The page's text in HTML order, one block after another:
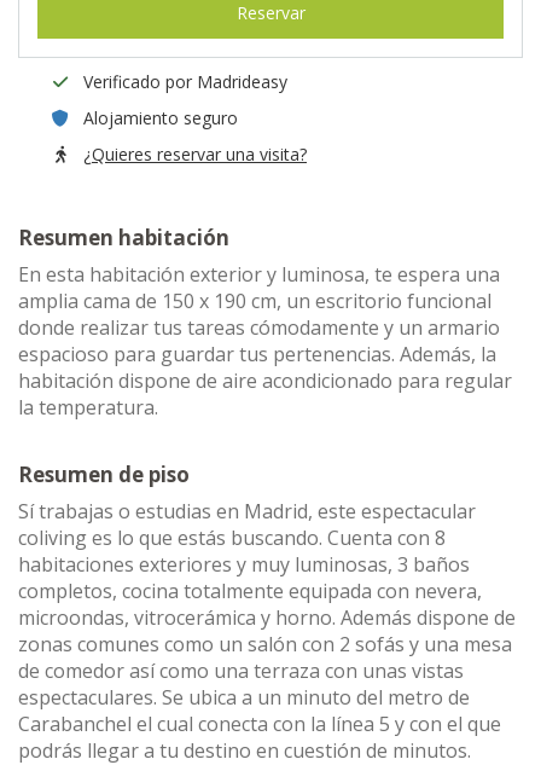
Reservar
Verificado por Madrideasy
Alojamiento seguro
¿Quieres reservar una visita?
Resumen habitación
En esta habitación exterior y luminosa, te espera una
amplia cama de 150 x 190 cm, un escritorio funcional
donde realizar tus tareas cómodamente y un armario
espacioso para guardar tus pertenencias. Además, la
habitación dispone de aire acondicionado para regular
la temperatura.
Resumen de piso
Sí trabajas o estudias en Madrid, este espectacular
coliving es lo que estás buscando. Cuenta con 8
habitaciones exteriores y muy luminosas, 3 baños
completos, cocina totalmente equipada con nevera,
microondas, vitrocerámica y horno. Además dispone de
zonas comunes como un salón con 2 sofás y una mesa
de comedor así como una terraza con unas vistas
espectaculares. Se ubica a un minuto del metro de
Carabanchel el cual conecta con la línea 5 y con el que
podrás llegar a tu destino en cuestión de minutos.